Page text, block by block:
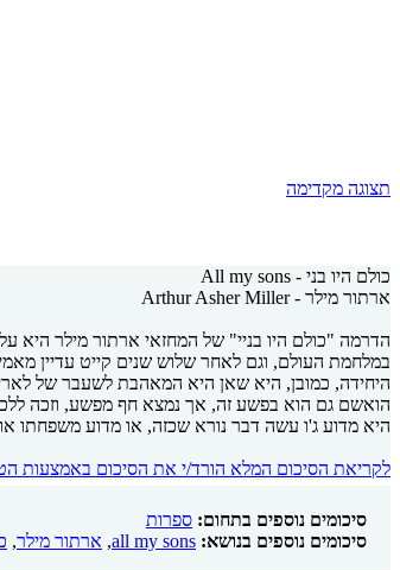
תצוגה מקדימה
כולם היו בני - All my sons
ארתור מילר - Arthur Asher Miller
הדרמה "כולם היו בניי" של המחזאי ארתור מילר היא
במלחמת העולם, וגם לאחר שלוש שנים קייט עדיין
היחידה, כמובן, היא שאן היא המאהבת לשעבר של
הואשם גם הוא בפשע זה, אך נמצא חף מפשע, וזכה
היא מדוע ג'ו עשה דבר נורא שכזה, או מדוע משפחתו
לקריאת הסיכום המלא הורד/י את הסיכום באמצעות
סיכומים נוספים בתחום: ספרות
סיכומים נוספים בנושא: all my sons
, ארתור מילר,